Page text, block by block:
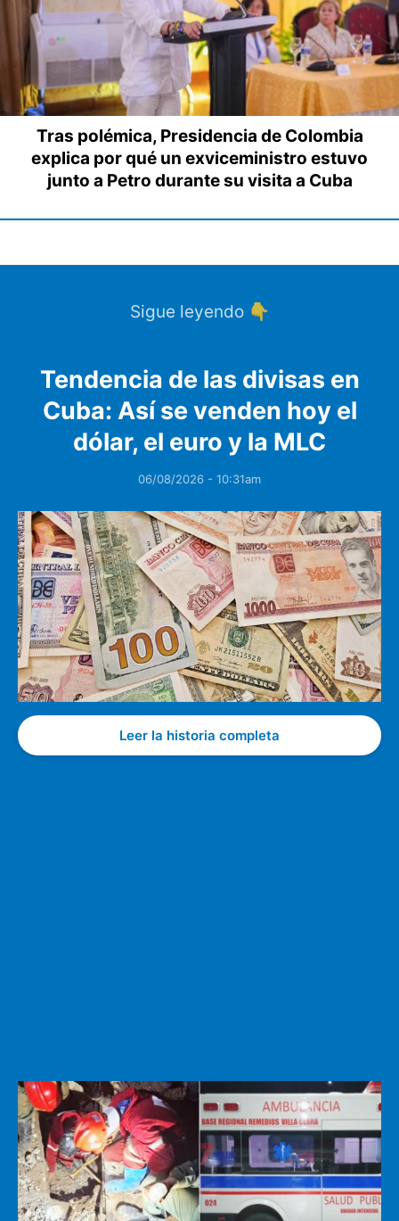
Tras polémica, Presidencia de Colombia
explica por qué un exviceministro estuvo
junto a Petro durante su visita a Cuba
Sigue leyendo 👇